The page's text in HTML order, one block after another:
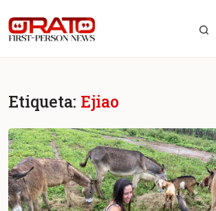
Etiqueta: Ejiao